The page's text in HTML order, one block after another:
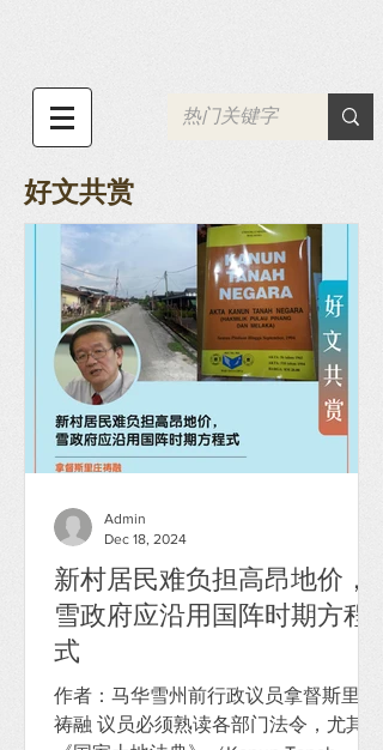
好文共赏
新村居民难负担高昂地价，
雪政府应沿用国阵时期方程
式
作者：马华雪州前行政议员拿督斯里庄
祷融 议员必须熟读各部门法令，尤其是
Admin
Dec 18, 2024